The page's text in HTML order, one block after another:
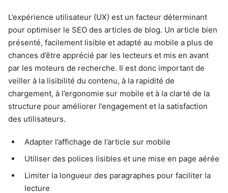
L’expérience utilisateur (UX) est un facteur déterminant
pour optimiser le SEO des articles de blog. Un article bien
présenté, facilement lisible et adapté au mobile a plus de
chances d’être apprécié par les lecteurs et mis en avant
par les moteurs de recherche. Il est donc important de
veiller à la lisibilité du contenu, à la rapidité de
chargement, à l’ergonomie sur mobile et à la clarté de la
structure pour améliorer l’engagement et la satisfaction
des utilisateurs.
Adapter l’affichage de l’article sur mobile
Utiliser des polices lisibles et une mise en page aérée
Limiter la longueur des paragraphes pour faciliter la
lecture